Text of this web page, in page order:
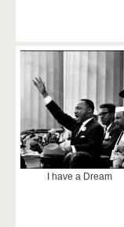
I have a Dream